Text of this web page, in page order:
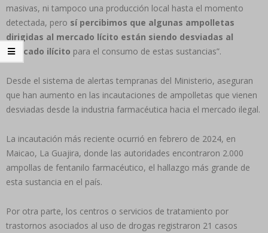
masivas, ni tampoco una producción local hasta el momento
detectada, pero sí percibimos que algunas ampolletas
dirigidas al mercado lícito están siendo desviadas al
mercado ilícito para el consumo de estas sustancias”.
Desde el sistema de alertas tempranas del Ministerio, aseguran
que han aumento en las incautaciones de ampolletas que vienen
desviadas desde la industria farmacéutica hacia el mercado ilegal.
La incautación más reciente ocurrió en febrero de 2024, en
Maicao, La Guajira, donde las autoridades encontraron 2.000
ampollas de fentanilo farmacéutico, el hallazgo más grande de
esta sustancia en el país.
Por otra parte, los centros o servicios de tratamiento por
trastornos asociados al uso de drogas registraron 21 casos